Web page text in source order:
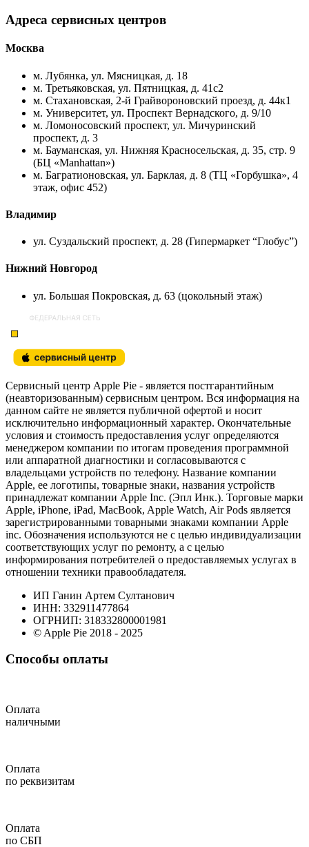
Адреса сервисных центров
Москва
м. Лубянка, ул. Мясницкая, д. 18
м. Третьяковская, ул. Пятницкая, д. 41с2
м. Стахановская, 2-й Грайвороновский проезд, д. 44к1
м. Университет, ул. Проспект Вернадского, д. 9/10
м. Ломоносовский проспект, ул. Мичуринский
проспект, д. 3
м. Бауманская, ул. Нижняя Красносельская, д. 35, стр. 9
(БЦ «Manhattan»)
м. Багратионовская, ул. Барклая, д. 8 (ТЦ «Горбушка», 4
этаж, офис 452)
Владимир
ул. Суздальский проспект, д. 28 (Гипермаркет “Глобус”)
Нижний Новгород
ул. Большая Покровская, д. 63 (цокольный этаж)
Сервисный центр Apple Pie - является постгарантийным
(неавторизованным) сервисным центром. Вся информация на
данном сайте не является публичной офертой и носит
исключительно информационный характер. Окончательные
условия и стоимость предоставления услуг определяются
менеджером компании по итогам проведения программной
или аппаратной диагностики и согласовываются с
владельцами устройств по телефону. Название компании
Apple, ее логотипы, товарные знаки, названия устройств
принадлежат компании Apple Inc. (Эпл Инк.). Торговые марки
Apple, iPhone, iPad, MacBook, Apple Watch, Air Pods является
зарегистрированными товарными знаками компании Apple
inc. Обозначения используются не с целью индивидуализации
соответствующих услуг по ремонту, а с целью
информирования потребителей о предоставляемых услугах в
отношении техники правообладателя.
ИП Ганин Артем Султанович
ИНН: 332911477864
ОГРНИП: 318332800001981
© Apple Pie 2018 - 2025
Способы оплаты
Оплата
наличными
Оплата
по реквизитам
Оплата
по СБП